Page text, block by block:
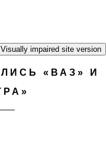
«ВАЗ» И